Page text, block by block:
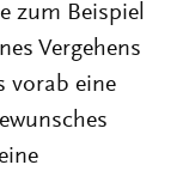
zum Beispiel
Vergehens
vorab eine